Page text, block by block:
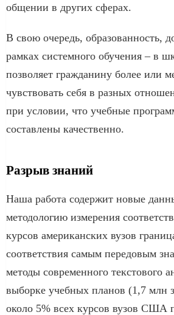
общении в других сферах.
В свою очередь, образованность,
рамках системного обучения – в
позволяет гражданину более или
чувствовать себя в разных
при условии, что учебные
составлены качественно.
Разрыв знаний
Наша работа содержит новые
методологию измерения
курсов американских вузов
соответствия самым передовым
методы современного текстового
выборке учебных планов (1,7 млн
около 5% всех курсов вузов США